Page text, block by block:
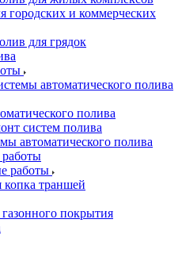
городских и коммерческих
для грядок
автоматического полива
полива
систем полива
автоматического полива
работы
траншей
покрытия